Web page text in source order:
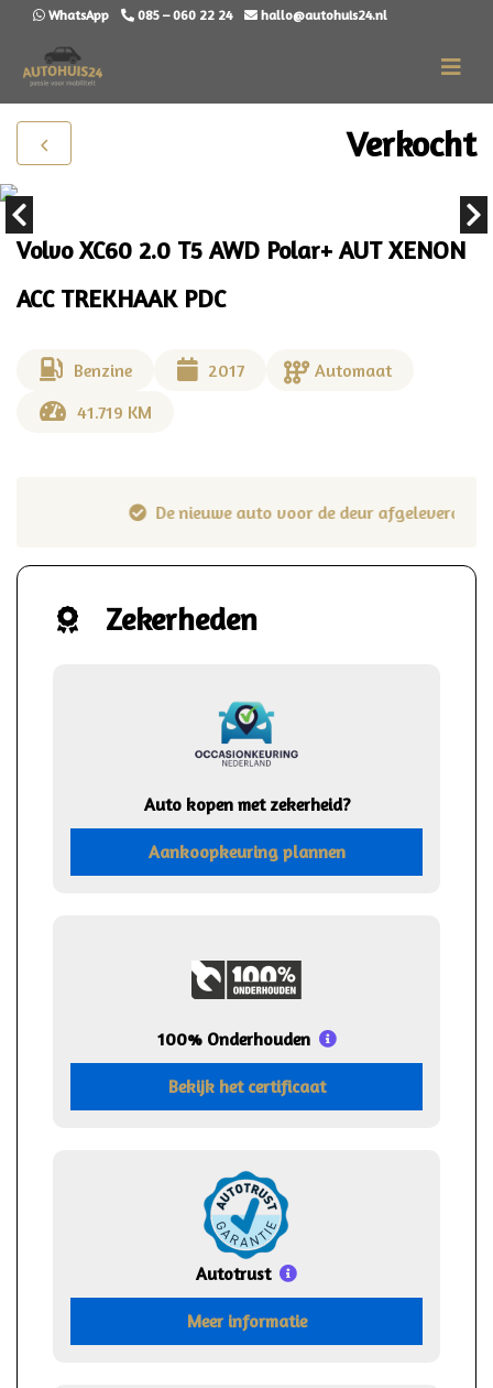
WhatsApp 085 – 060 22 24 hallo@autohuis24.nl
Verkocht
Volvo XC60 2.0 T5 AWD Polar+ AUT XENON
ACC TREKHAAK PDC
Benzine 2017
Automaat
41.719 KM
De nieuwe auto voor de deur afgeleverd
Zekerheden
Auto kopen met zekerheid?
Aankoopkeuring plannen
100% Onderhouden
Bekijk het certificaat
Autotrust
Meer informatie